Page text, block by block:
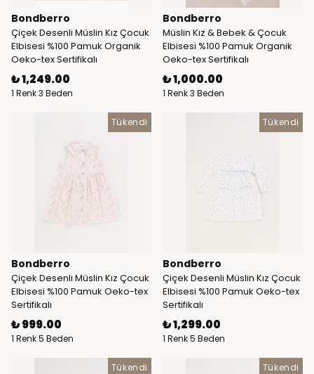
Bondberro
Çiçek Desenli Müslin Kız Çocuk
Elbisesi %100 Pamuk Organik
Oeko-tex Sertifikalı
₺ 1,249.00
1 Renk 3 Beden
Bondberro
Müslin Kız & Bebek & Çocuk
Elbisesi %100 Pamuk Organik
Oeko-tex Sertifikalı
₺ 1,000.00
1 Renk 3 Beden
Tükendi
Bondberro
Çiçek Desenli Müslin Kız Çocuk
Elbisesi %100 Pamuk Oeko-tex
Sertifikalı
₺ 999.00
1 Renk 5 Beden
Tükendi
Bondberro
Çiçek Desenli Müslin Kız Çocuk
Elbisesi %100 Pamuk Oeko-tex
Sertifikalı
₺ 1,299.00
1 Renk 5 Beden
Tükendi Tükendi